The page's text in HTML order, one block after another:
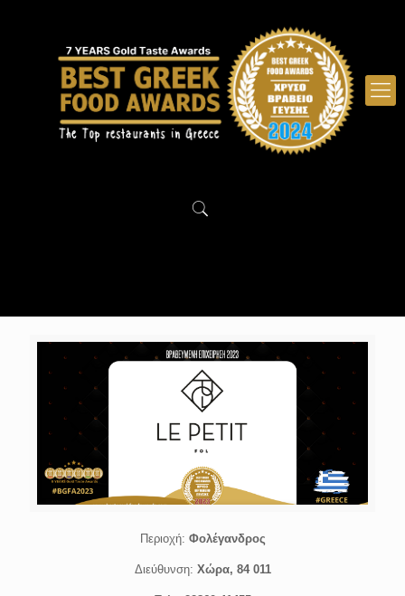
Περιοχή: Φολέγανδρος
Διεύθυνση: Χώρα, 84 011